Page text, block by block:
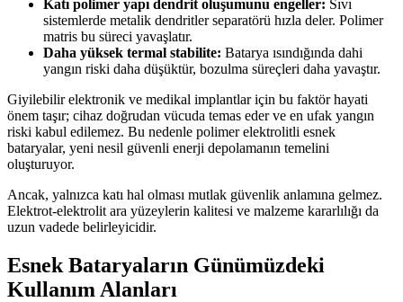
Katı polimer yapı dendrit oluşumunu engeller: Sıvı
sistemlerde metalik dendritler separatörü hızla deler. Polimer
matris bu süreci yavaşlatır.
Daha yüksek termal stabilite: Batarya ısındığında dahi
yangın riski daha düşüktür, bozulma süreçleri daha yavaştır.
Giyilebilir elektronik ve medikal implantlar için bu faktör hayati
önem taşır; cihaz doğrudan vücuda temas eder ve en ufak yangın
riski kabul edilemez. Bu nedenle polimer elektrolitli esnek
bataryalar, yeni nesil güvenli enerji depolamanın temelini
oluşturuyor.
Ancak, yalnızca katı hal olması mutlak güvenlik anlamına gelmez.
Elektrot-elektrolit ara yüzeylerin kalitesi ve malzeme kararlılığı da
uzun vadede belirleyicidir.
Esnek Bataryaların Günümüzdeki
Kullanım Alanları